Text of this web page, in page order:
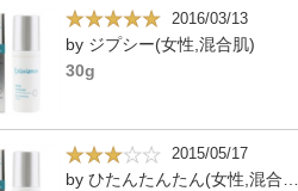
2016/03/13
by ジプシー(女性,混合肌)
30g
2015/05/17
by ひたんたんたん(女性,混合肌)